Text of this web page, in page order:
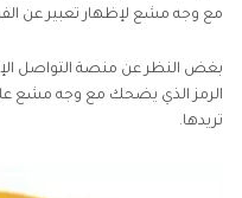
مع وجه مشع لإظهار تعبير عن
بغض النظر عن منصة التواصل
الرمز الذي يضحك مع وجه مشع
تريدها.